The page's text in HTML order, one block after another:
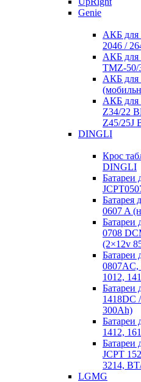
Genie
АКБ для
2046 /
АКБ для
TMZ-50/
АКБ для
АКБ для
Z34/22
Z45/25J
DINGLI
Крос
DINGLI
Батареи
Батарея
0607 A
Батареи
0708
(2×12v
Батареи
0807AC,
1012,
Батареи
1418DC
300Ah)
Батареи
1412,
Батареи
JCPT
3214,
LGMG